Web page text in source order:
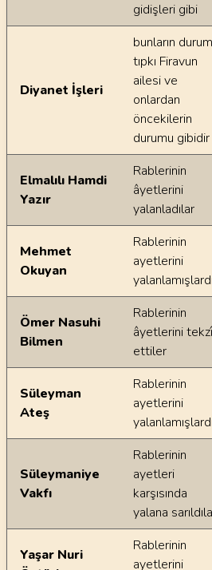
gidişleri gibi
Diyanet İşleri
bunların
tıpkı Firavun
ailesi ve
onlardan
öncekilerin
durumu gibidir
Elmalılı Hamdi
Yazır
Rablerinin
âyetlerini
yalanladılar
Mehmet
Okuyan
Rablerinin
ayetlerini
yalanlamışlardı
Ömer Nasuhi
Bilmen
Rablerinin
âyetlerini
ettiler
Süleyman
Ateş
Rablerinin
ayetlerini
yalanlamışlardı
Süleymaniye
Vakfı
Rablerinin
ayetleri
karşısında
yalana
Yaşar Nuri
Rablerinin
ayetlerini